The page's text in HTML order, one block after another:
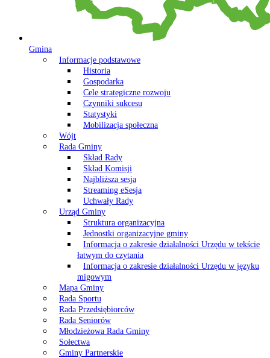
Gmina
Informacje podstawowe
Historia
Gospodarka
Cele strategiczne rozwoju
Czynniki sukcesu
Statystyki
Mobilizacja społeczna
Wójt
Rada Gminy
Skład Rady
Skład Komisji
Najbliższa sesja
Streaming eSesja
Uchwały Rady
Urząd Gminy
Struktura organizacyjna
Jednostki organizacyjne gminy
Informacja o zakresie działalności Urzędu w tekście
łatwym do czytania
Informacja o zakresie działalności Urzędu w języku
migowym
Mapa Gminy
Rada Sportu
Rada Przedsiębiorców
Rada Seniorów
Młodzieżowa Rada Gminy
Sołectwa
Gminy Partnerskie